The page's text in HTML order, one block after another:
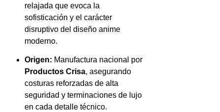
relajada que evoca la
sofisticación y el carácter
disruptivo del diseño anime
moderno.
Origen: Manufactura nacional por
Productos Crisa, asegurando
costuras reforzadas de alta
seguridad y terminaciones de lujo
en cada detalle técnico.